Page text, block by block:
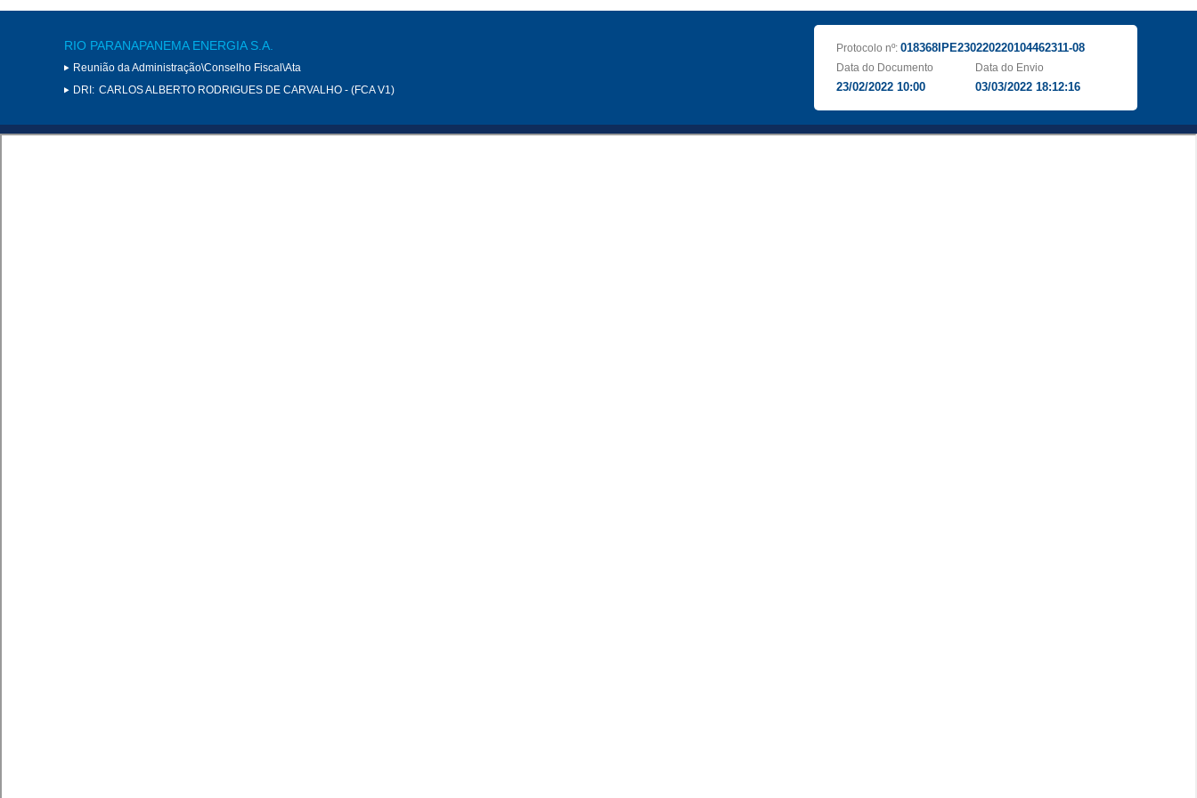
RIO PARANAPANEMA ENERGIA S.A.
Reunião da Administração\Conselho Fiscal\Ata
DRI: CARLOS ALBERTO RODRIGUES DE CARVALHO - (FCA V1)
Protocolo nº: 018368IPE230220220104462311-08
Data do Documento
23/02/2022 10:00
Data do Envio
03/03/2022 18:12:16